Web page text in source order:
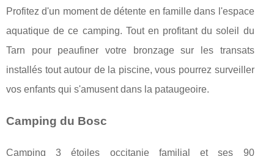
Profitez d'un moment de détente en famille dans l'espace
aquatique de ce camping. Tout en profitant du soleil du
Tarn pour peaufiner votre bronzage sur les transats
installés tout autour de la piscine, vous pourrez surveiller
vos enfants qui s'amusent dans la pataugeoire.
Camping du Bosc
Camping 3 étoiles occitanie familial et ses 90